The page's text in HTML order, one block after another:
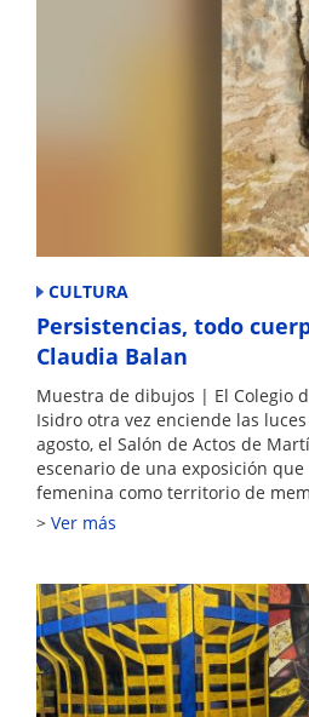
CULTURA
Persistencias, todo
Claudia Balan
Muestra de dibujos | El Colegio
Isidro otra vez enciende las
agosto, el Salón de Actos de
escenario de una exposición
femenina como territorio de
Ver más